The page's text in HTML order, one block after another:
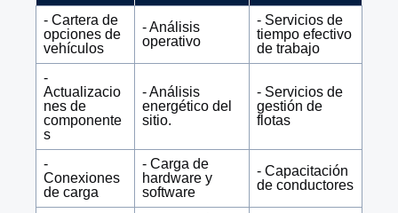
- Cartera de
opciones de
vehículos
- Análisis
operativo
- Servicios de
tiempo efectivo
de trabajo
-
Actualizacio
nes de
componente
s
- Análisis
energético del
sitio.
- Servicios de
gestión de
flotas
-
Conexiones
de carga
- Carga de
hardware y
software
- Capacitación
de conductores